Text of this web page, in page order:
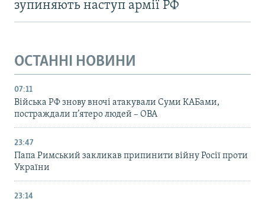
зупиняють наступ армії РФ
ОСТАННІ НОВИНИ
07:11
Війська РФ знову вночі атакували Суми КАБами,
постраждали п’ятеро людей – ОВА
23:47
Папа Римський закликав припинити війну Росії проти
України
23:14